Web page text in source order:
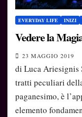
EVERYDAY LIFE INIZI
Vedere la
23 MAGGIO 2019
di Luca Ariesignis
tratti peculiari
paganesimo, è
elemento